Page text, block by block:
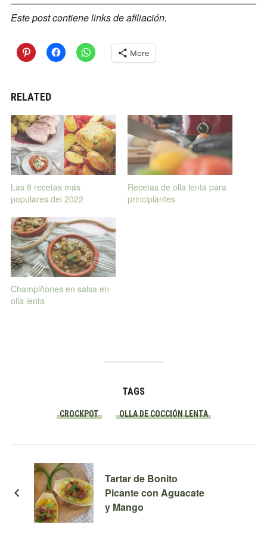
Este post contiene links de afiliación.
More
RELATED
Las 8 recetas más
populares del 2022
Recetas de olla lenta para
principiantes
Champiñones en salsa en
olla lenta
TAGS
CROCKPOT OLLA DE COCCIÓN LENTA
Tartar de Bonito
Picante con Aguacate
y Mango